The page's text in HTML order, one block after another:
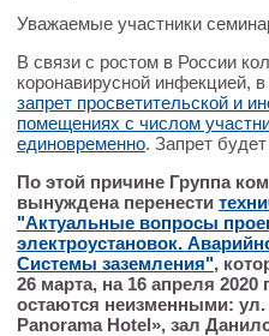
Уважаемые участники
В связи с ростом в России
коронавирусной инфекцией,
запрет просветительской и
помещениях с числом
единовременно. Запрет
По этой причине Группа
вынуждена перенести
"Актуальные вопросы
электроустановок.
Системы заземления",
26 марта, на 16 апреля
остаются неизменными: ул.
Panorama Hotel», зал